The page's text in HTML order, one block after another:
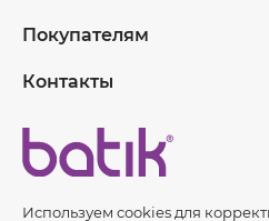
Используем cookies для
Покупателям
Контакты